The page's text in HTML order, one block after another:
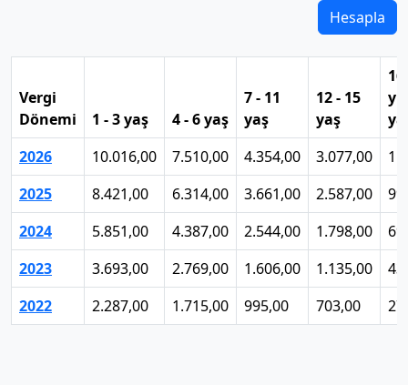
Hesapla
Vergi
Dönemi
1 - 3 yaş 4 - 6 yaş
7 - 11
yaş
12 - 15
yaş
2026
10.016,00 7.510,00 4.354,00 3.077,00
2025
8.421,00 6.314,00 3.661,00 2.587,00
2024
5.851,00 4.387,00 2.544,00 1.798,00
2023
3.693,00 2.769,00 1.606,00 1.135,00
2022
2.287,00 1.715,00 995,00 703,00